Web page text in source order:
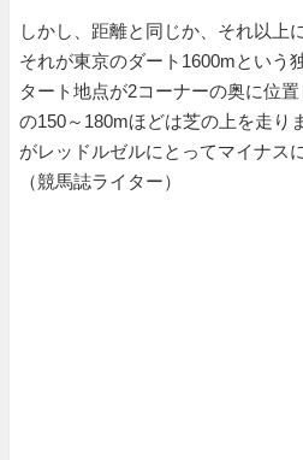
しかし、距離と同じか、それ以上
それが東京のダート1600mという
タート地点が2コーナーの奥に位
の150～180mほどは芝の上を走り
がレッドルゼルにとってマイナス
（競馬誌ライター）